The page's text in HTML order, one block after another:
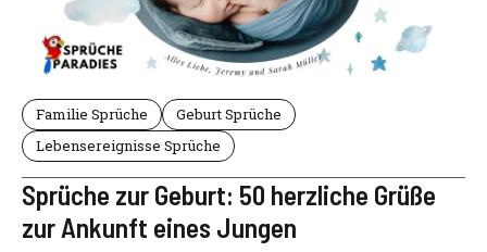
Familie Sprüche
Geburt Sprüche
Lebensereignisse Sprüche
Sprüche zur Geburt: 50 herzliche Grüße
zur Ankunft eines Jungen